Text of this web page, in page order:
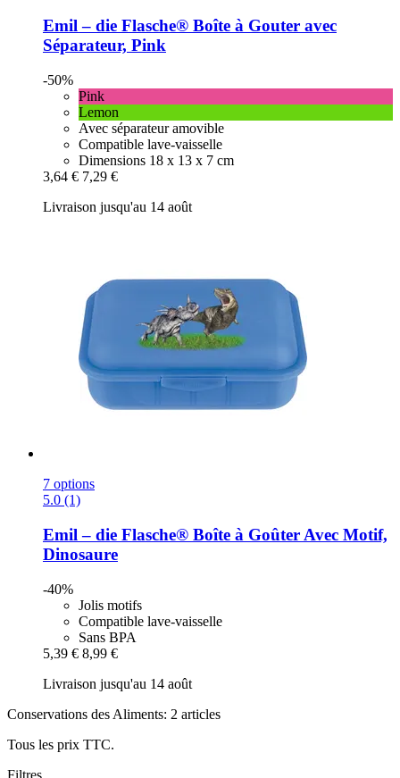
Emil – die Flasche® Boîte à Gouter avec
Séparateur, Pink
-50%
Pink
Lemon
Avec séparateur amovible
Compatible lave-vaisselle
Dimensions 18 x 13 x 7 cm
3,64 € 7,29 €
Livraison jusqu'au 14 août
7 options
5.0 (1)
Emil – die Flasche® Boîte à Goûter Avec Motif,
Dinosaure
-40%
Jolis motifs
Compatible lave-vaisselle
Sans BPA
5,39 € 8,99 €
Livraison jusqu'au 14 août
Conservations des Aliments: 2 articles
Tous les prix TTC.
Filtres